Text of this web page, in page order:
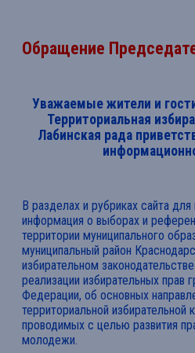
Обращение
Уважаемые жители и
Территориальная
Лабинская рада
В разделах и рубриках сайта
информация о выборах и
территории муниципального
муниципальный район
избирательном
реализации избирательных прав
Федерации, об основных
территориальной избирательной
проводимых с целью развития
молодежи.